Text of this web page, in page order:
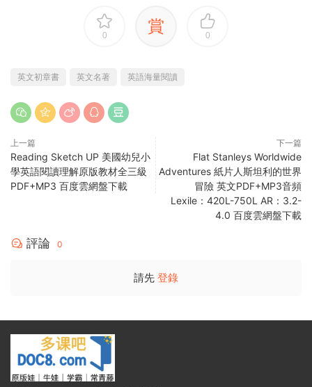
0 賞 0
英文初章書 英文名著 英語海量閱讀
上一篇
Reading Sketch UP 美國幼兒小
學英語閱讀理解原版教材全三級
PDF+MP3 百度雲網盤下載
下一篇
Flat Stanleys Worldwide
Adventures 紙片人斯坦利的世界
冒險 英文PDF+MP3音頻
Lexile：420L-750L AR：3.2-
4.0 百度雲網盤下載
評論 0
請先 登錄